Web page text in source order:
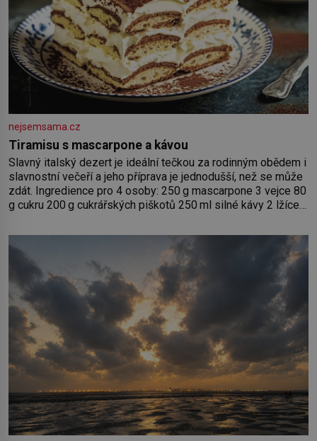
nejsemsama.cz
Tiramisu s mascarpone a kávou
Slavný italský dezert je ideální tečkou za rodinným obědem i
slavnostní večeří a jeho příprava je jednodušší, než se může
zdát. Ingredience pro 4 osoby: 250 g mascarpone 3 vejce 80
g cukru 200 g cukrářských piškotů 250 ml silné kávy 2 lžíce
bílků. Žloutky vyšlehejte s cukrem do světlé pěny a postupně
do nich vmíchejte mascarpone, aby vznikl hladký